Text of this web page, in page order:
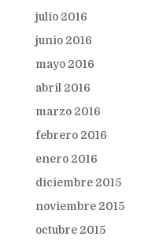
julio 2016
junio 2016
mayo 2016
abril 2016
marzo 2016
febrero 2016
enero 2016
diciembre 2015
noviembre 2015
octubre 2015